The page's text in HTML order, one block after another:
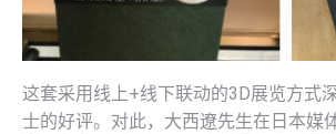
这套采用线上+线下联动的3D展览方式
士的好评。对此，大西遼先生在日本媒